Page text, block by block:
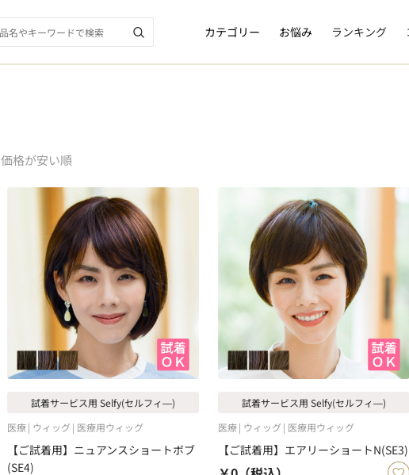
カテゴリー お悩み ランキング
価格が安い順
試着サービス用 Selfy(セルフィ―)
医療 ウィッグ 医療用ウィッグ
【ご試着用】ニュアンスショートボブ
(SE4)
試着サービス用 Selfy(セルフィ―)
医療 ウィッグ 医療用ウィッグ
【ご試着用】エアリーショートN(SE3)